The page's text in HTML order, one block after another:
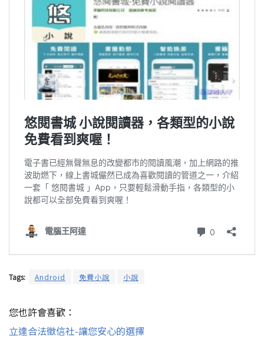
Tags: Android 免費小說 小說
您也許會喜歡：
立達合法徵信社-讓您安心的選擇